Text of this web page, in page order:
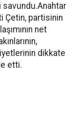
savundu.Anahtar
Çetin, partisinin
net
dikkate
etti.